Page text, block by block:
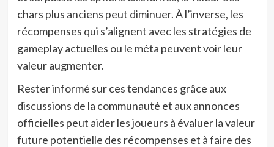
chars plus anciens peut diminuer. À l’inverse, les
récompenses qui s’alignent avec les stratégies de
gameplay actuelles ou le méta peuvent voir leur
valeur augmenter.
Rester informé sur ces tendances grâce aux
discussions de la communauté et aux annonces
officielles peut aider les joueurs à évaluer la valeur
future potentielle des récompenses et à faire des